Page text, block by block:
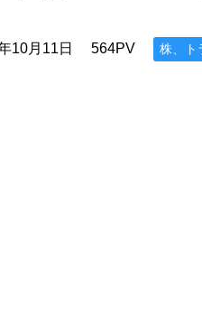
10月11日 564PV 株、ト